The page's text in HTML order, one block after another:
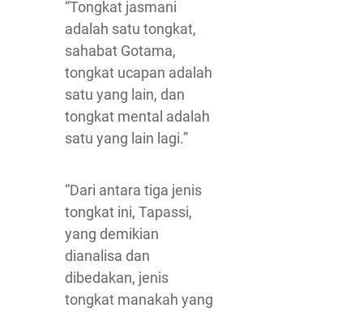
“Tongkat jasmani
adalah satu tongkat,
sahabat Gotama,
tongkat ucapan adalah
satu yang lain, dan
tongkat mental adalah
satu yang lain lagi.”
“Dari antara tiga jenis
tongkat ini, Tapassi,
yang demikian
dianalisa dan
dibedakan, jenis
tongkat manakah yang